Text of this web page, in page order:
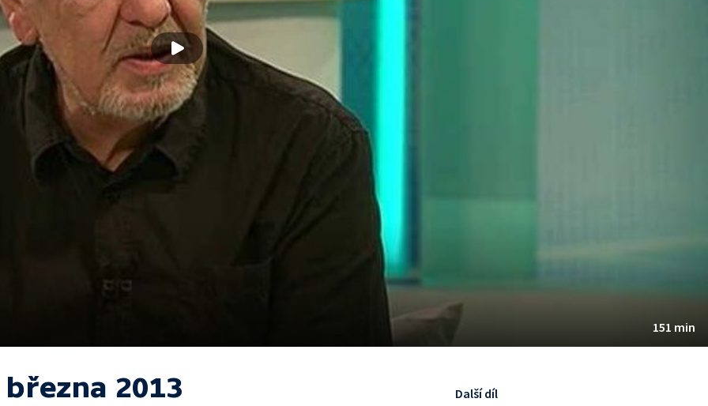
151 min
března 2013 Další díl